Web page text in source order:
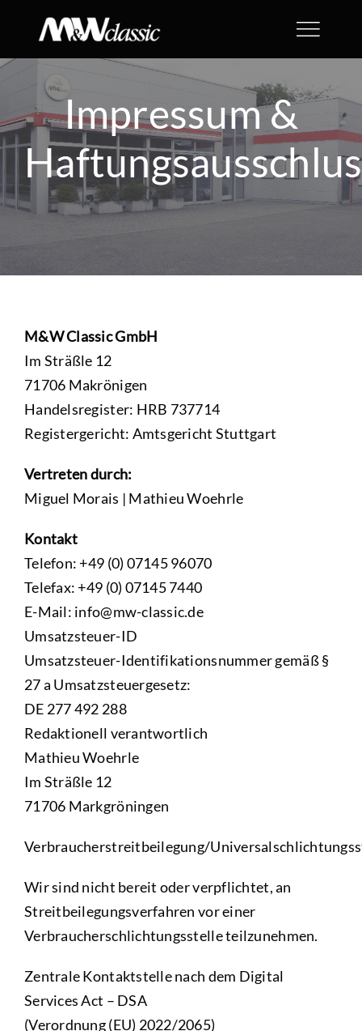
content
Impressum &
M&W Classic GmbH
Im Sträßle 12
71706 Makrönigen
Handelsregister: HRB 737714
Registergericht: Amtsgericht Stuttgart
Vertreten durch:
Miguel Morais | Mathieu Woehrle
Kontakt
Telefon: +49 (0) 07145 96070
Telefax: +49 (0) 07145 7440
E-Mail: info@mw-classic.de
Umsatzsteuer-ID
Umsatzsteuer-Identifikationsnummer gemäß §
27 a Umsatzsteuergesetz:
DE 277 492 288
Redaktionell verantwortlich
Mathieu Woehrle
Im Sträßle 12
71706 Markgröningen
Verbraucherstreitbeilegung/
Wir sind nicht bereit oder verpflichtet, an
Streitbeilegungsverfahren vor einer
Verbraucherschlichtungsstelle teilzunehmen.
Zentrale Kontaktstelle nach dem Digital
Services Act – DSA
(Verordnung (EU) 2022/2065)